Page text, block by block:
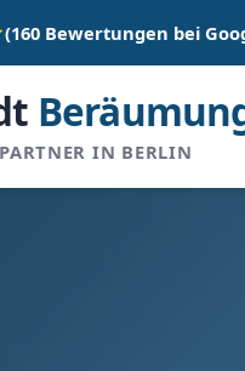
(160 Bewertungen bei
IN BERLIN